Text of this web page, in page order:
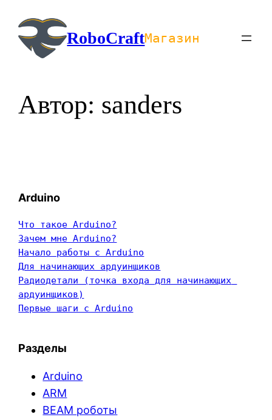
содержимомуRoboCraftМагазин
Автор: sanders
Arduino
Что такое Arduino?
Зачем мне Arduino?
Начало работы с Arduino
Для начинающих ардуинщиков
Радиодетали (точка входа для начинающих
ардуинщиков)
Первые шаги с Arduino
Разделы
Arduino
ARM
BEAM роботы